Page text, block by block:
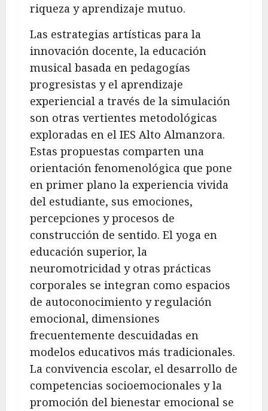
riqueza y aprendizaje mutuo.
Las estrategias artísticas para la
innovación docente, la educación
musical basada en pedagogías
progresistas y el aprendizaje
experiencial a través de la simulación
son otras vertientes metodológicas
exploradas en el IES Alto Almanzora.
Estas propuestas comparten una
orientación fenomenológica que pone
en primer plano la experiencia vivida
del estudiante, sus emociones,
percepciones y procesos de
construcción de sentido. El yoga en
educación superior, la
neuromotricidad y otras prácticas
corporales se integran como espacios
de autoconocimiento y regulación
emocional, dimensiones
frecuentemente descuidadas en
modelos educativos más tradicionales.
La convivencia escolar, el desarrollo de
competencias socioemocionales y la
promoción del bienestar emocional se